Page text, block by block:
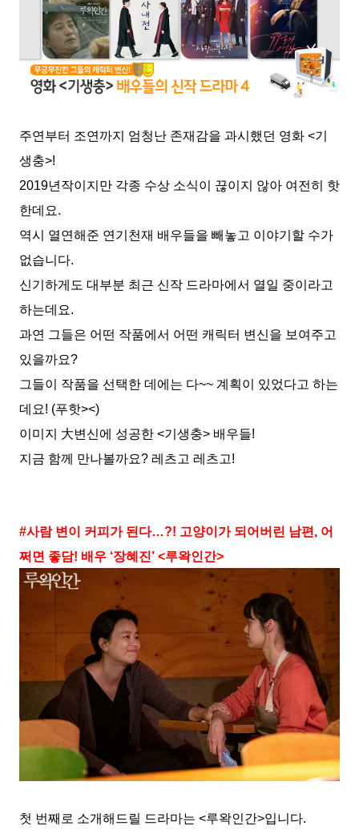
주연부터 조연까지 엄청난 존재감을 과시했던 영화 <기
생충>!
2019년작이지만 각종 수상 소식이 끊이지 않아 여전히 핫
한데요.
역시 열연해준 연기천재 배우들을 빼놓고 이야기할 수가
없습니다.
신기하게도 대부분 최근 신작 드라마에서 열일 중이라고
하는데요.
과연 그들은 어떤 작품에서 어떤 캐릭터 변신을 보여주고
있을까요?
그들이 작품을 선택한 데에는 다~~ 계획이 있었다고 하는
데요! (푸핫><)
이미지 大변신에 성공한 <기생충> 배우들!
지금 함께 만나볼까요? 레츠고 레츠고!
#사람 변이 커피가 된다…?! 고양이가 되어버린 남편, 어
쩌면 좋담! 배우 ‘장혜진’ <루왁인간>
첫 번째로 소개해드릴 드라마는 <루왁인간>입니다.